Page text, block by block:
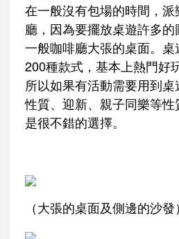
在一般沒有包場的時間，
廳，因為要擺放桌遊許多
一般咖啡廳大張的桌面。
200種款式，基本上熱門好
所以如果有活動需要用到
性質、迎新、親子同樂等
是很不錯的選擇。
（大張的桌面及側邊的沙發）